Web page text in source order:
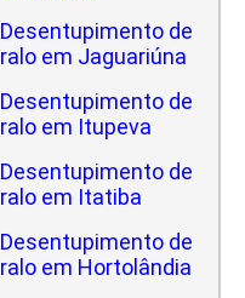
Desentupimento de
ralo em Jaguariúna
Desentupimento de
ralo em Itupeva
Desentupimento de
ralo em Itatiba
Desentupimento de
ralo em Hortolândia